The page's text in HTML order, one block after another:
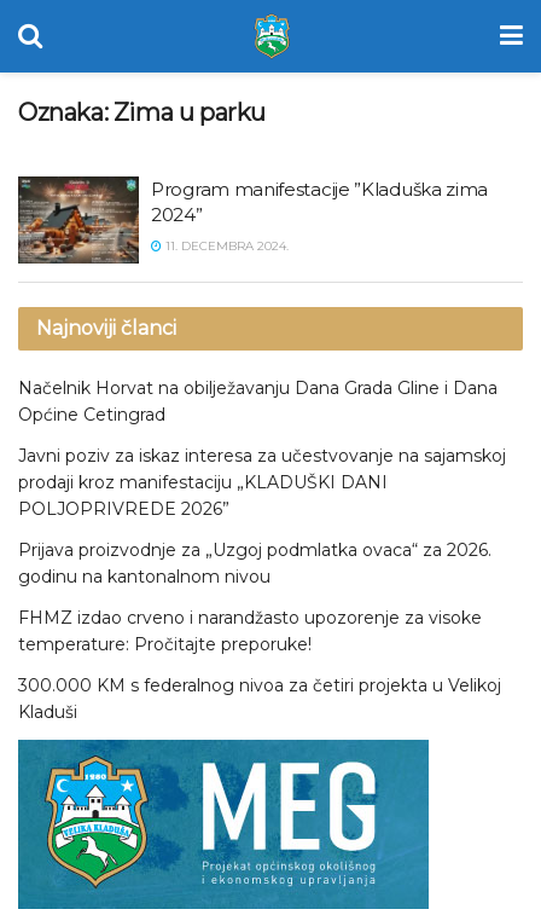
Oznaka: Zima u parku
Program manifestacije ”Kladuška zima
2024”
11. DECEMBRA 2024.
Najnoviji članci
Načelnik Horvat na obilježavanju Dana Grada Gline i Dana
Općine Cetingrad
Javni poziv za iskaz interesa za učestvovanje na sajamskoj
prodaji kroz manifestaciju „KLADUŠKI DANI
POLJOPRIVREDE 2026”
Prijava proizvodnje za „Uzgoj podmlatka ovaca“ za 2026.
godinu na kantonalnom nivou
FHMZ izdao crveno i narandžasto upozorenje za visoke
temperature: Pročitajte preporuke!
300.000 KM s federalnog nivoa za četiri projekta u Velikoj
Kladuši